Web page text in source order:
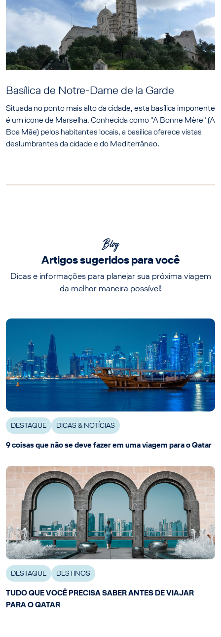
Basílica de Notre-Dame de la Garde
Situada no ponto mais alto da cidade, esta basílica imponente
é um ícone de Marselha. Conhecida como "A Bonne Mère" (A
Boa Mãe) pelos habitantes locais, a basílica oferece vistas
deslumbrantes da cidade e do Mediterrâneo.
Blog
Artigos sugeridos para você
Dicas e informações para planejar sua próxima viagem
da melhor maneira possível!
DESTAQUE DICAS & NOTÍCIAS
9 coisas que não se deve fazer em uma viagem para o Qatar
DESTAQUE DESTINOS
TUDO QUE VOCÊ PRECISA SABER ANTES DE VIAJAR
PARA O QATAR